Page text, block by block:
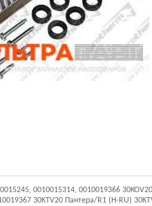
0010015314, 0010019366
30KTV20 Пантера/R1 (H-RU)